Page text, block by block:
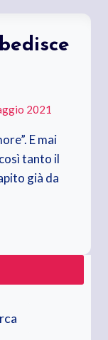
2021
E mai
tanto il
già da